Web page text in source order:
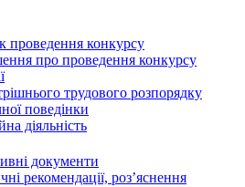
проведення конкурсу
про проведення конкурсу
трудового розпорядку
поведінки
діяльність
документи
рекомендації, роз’яснення